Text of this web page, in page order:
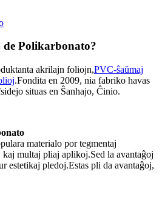
Polikarbonato?
akrilajn foliojn,PVC-ŝaŭmaj
.Fondita en 2009, nia fabriko havas
situas en Ŝanhajo, Ĉinio.
materialo por tegmentaj
multaj pliaj aplikoj.Sed la avantaĝoj
estetikaj pledoj.Estas pli da avantaĝoj,